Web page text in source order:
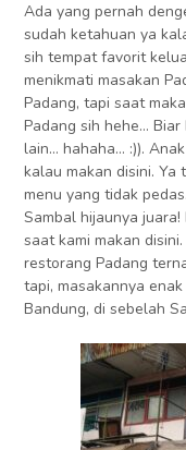
Ada yang pernah
sudah ketahuan ya
sih tempat favorit
menikmati masakan
Padang, tapi saat
Padang sih hehe…
lain… hahaha… :)).
kalau makan disini. Ya
menu yang tidak
Sambal hijaunya
saat kami makan
restorang Padang
tapi, masakannya
Bandung, di sebelah